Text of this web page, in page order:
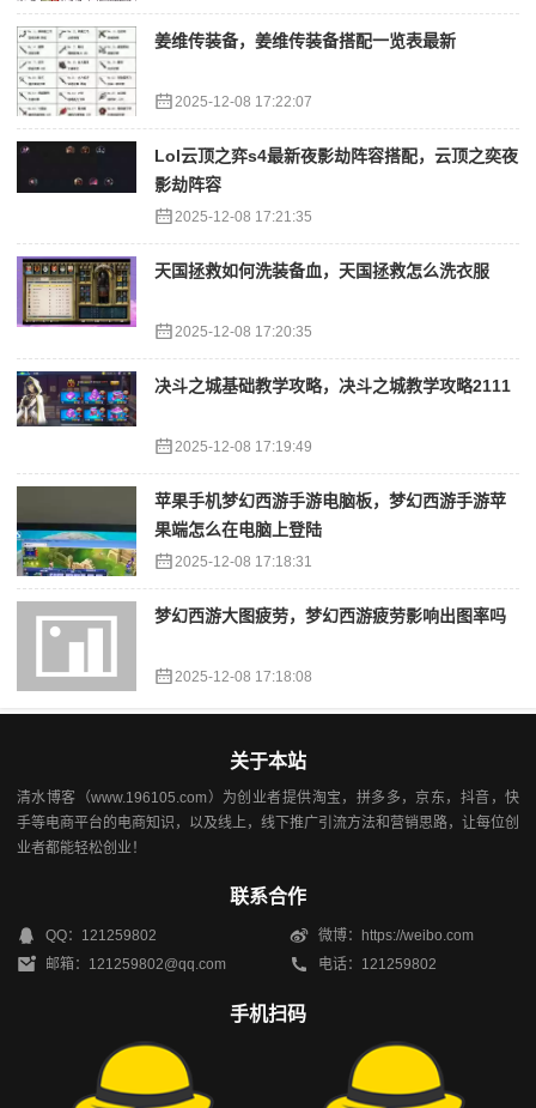
姜维传装备，姜维传装备搭配一览表最新
2025-12-08 17:22:07
Lol云顶之弈s4最新夜影劫阵容搭配，云顶之奕夜
影劫阵容
2025-12-08 17:21:35
天国拯救如何洗装备血，天国拯救怎么洗衣服
2025-12-08 17:20:35
决斗之城基础教学攻略，决斗之城教学攻略2111
2025-12-08 17:19:49
苹果手机梦幻西游手游电脑板，梦幻西游手游苹
果端怎么在电脑上登陆
2025-12-08 17:18:31
梦幻西游大图疲劳，梦幻西游疲劳影响出图率吗
2025-12-08 17:18:08
关于本站
清水博客（www.196105.com）为创业者提供淘宝，拼多多，京东，抖音，快
手等电商平台的电商知识，以及线上，线下推广引流方法和营销思路，让每位创
业者都能轻松创业！
联系合作
QQ：121259802
微博：https://weibo.com
邮箱：121259802@qq.com
电话：121259802
手机扫码